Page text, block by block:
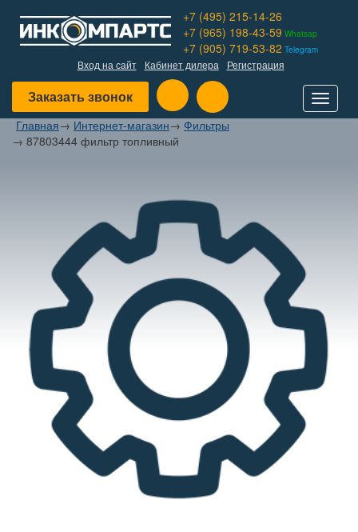
+7 (495) 215-14-26
+7 (965) 198-43-59 Whatsap
+7 (905) 719-53-82 Telegram
Вход на сайт Кабинет дилера Регистрация
Заказать звонок
Toggle
Главная→ Интернет-магазин→ Фильтры
→ 87803444 фильтр топливный